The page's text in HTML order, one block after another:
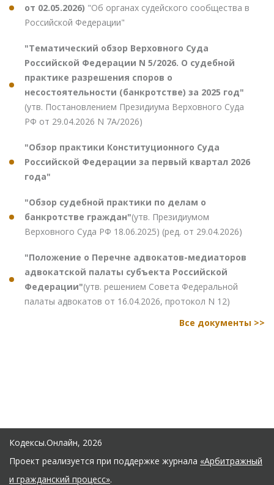
от 02.05.2026) "Об органах судейского сообщества в
Российской Федерации"
"Тематический обзор Верховного Суда
Российской Федерации N 5/2026. О судебной
практике разрешения споров о
несостоятельности (банкротстве) за 2025 год"
(утв. Постановлением Президиума Верховного Суда
РФ от 29.04.2026 N 7А/2026)
"Обзор практики Конституционного Суда
Российской Федерации за первый квартал 2026
года"
"Обзор судебной практики по делам о
банкротстве граждан"(утв. Президиумом
Верховного Суда РФ 18.06.2025) (ред. от 29.04.2026)
"Положение о Перечне адвокатов-медиаторов
адвокатской палаты субъекта Российской
Федерации"(утв. решением Совета Федеральной
палаты адвокатов от 16.04.2026, протокол N 12)
Все документы >>
Кодексы.Онлайн, 2026
Проект реализуется при поддержке журнала «Арбитражный
и гражданский процесс».